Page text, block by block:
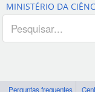
MINISTÉRIO DA
Perguntas frequentes